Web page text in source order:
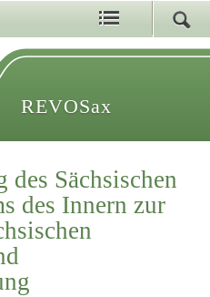
REVOSax
Sächsischen
des Innern zur